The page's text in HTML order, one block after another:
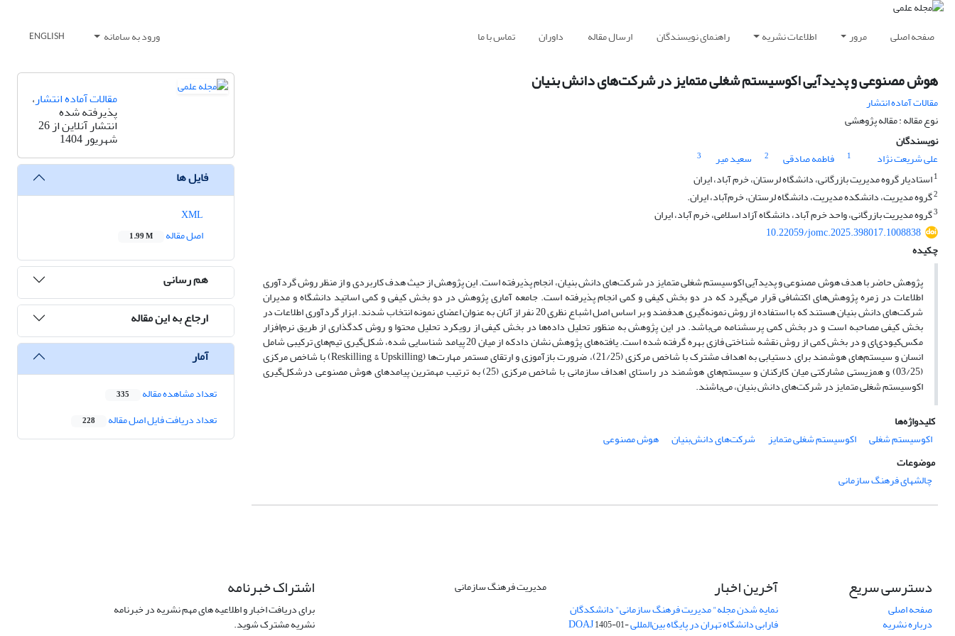
صفحه اصلی مرور اطلاعات نشریه راهنمای نویسندگان ارسال مقاله داوران تماس با ما ورود به سامانه ENGLISH
هوش مصنوعی و پدیدآیی اکوسیستم شغلی متمایز در شرکت‌های دانش بنیان
مقالات آماده انتشار
نوع مقاله : مقاله پژوهشی
نویسندگان
علی شریعت نژاد
1 فاطمه صادقی 2 سعید میر
3
1استادیار گروه مدیریت بازرگانی، دانشگاه لرستان، خرم آباد، ایران
2گروه مدیریت، دانشکده مدیریت، دانشگاه لرستان، خرم‌آباد، ایران.
3گروه مدیریت بازرگانی، واحد خرم آباد، دانشگاه آزاد اسلامی، خرم آباد، ایران
10.22059/jomc.2025.398017.1008838
چکیده
پژوهش حاضر با هدف هوش مصنوعی و پدیدآیی اکوسیستم شغلی متمایز در شرکت‌های دانش بنیان، انجام پذیرفته است. این پژوهش از حیث هدف کاربردی و از منظر روش گردآوری
اطلاعات در زمره پژوهش‌های اکتشافی قرار می‌گیرد که در دو بخش کیفی و کمی انجام پذیرفته است. جامعه آماری پژوهش در دو بخش کیفی و کمی اساتید دانشگاه و مدیران
شرکت‌های دانش بنیان هستند که با استفاده از روش نمونه‌گیری هدفمند و بر اساس اصل اشباع نظری 20 نفر از آنان به عنوان اعضای نمونه انتخاب شدند. ابزار گردآوری اطلاعات در
بخش کیفی مصاحبه است و در بخش کمی پرسشنامه می‌باشد. در این پژوهش به منظور تحلیل داده‌ها در بخش کیفی از رویکرد تحلیل محتوا و روش کدگذاری از طریق نرم‌افزار
مکس‌کیو‌دی‌ای و در بخش کمی از روش نقشه شناختی فازی بهره گرفته شده است. یافته‌های پژوهش نشان دادکه از میان 20 پیامد شناسایی شده، شکل‌گیری تیم‌های ترکیبی شامل
انسان و سیستم‌های هوشمند برای دستیابی به اهداف مشترک با شاخص مرکزی (21/25)، ضرورت بازآموزی و ارتقای مستمر مهارت‌ها (Reskilling & Upskilling) با شاخص مرکزی
(03/25) و همزیستی مشارکتی میان کارکنان و سیستم‌های هوشمند در راستای اهداف سازمانی با شاخص ‌مرکزی (25) به ترتیب مهمترین پیامدهای هوش مصنوعی درشکل‌گیری
اکوسیستم شغلی متمایز در شرکت‌های دانش بنیان، می‌باشند.
کلیدواژه‌ها
اکوسیستم شغلی
اکوسیستم شغلی متمایز شرکت‌های دانش‌بنیان
هوش مصنوعی
موضوعات
چالشهای فرهنگ سازمانی
مقالات آماده انتشار،
پذیرفته شده
انتشار آنلاین از 26
شهریور 1404
فایل ها
اصل مقاله
1.99 M
هم رسانی
ارجاع به این مقاله
آمار
تعداد مشاهده مقاله 335
تعداد دریافت فایل اصل مقاله 228
دسترسی سریع
صفحه اصلی
درباره نشریه
آخرین اخبار
نمایه شدن مجله" مدیریت فرهنگ سازمانی" دانشکدگان
فارابی دانشگاه تهران در پایگاه بین‌المللی DOAJ1405-01-
مدیریت فرهنگ سازمانی اشتراک خبرنامه
برای دریافت اخبار و اطلاعیه های مهم نشریه در خبرنامه
نشریه مشترک شوید.